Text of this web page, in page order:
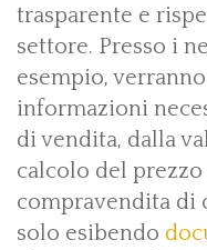
trasparente e
settore. Presso i
esempio,
informazioni
di vendita, dalla
calcolo del
compravendita di
solo esibendo